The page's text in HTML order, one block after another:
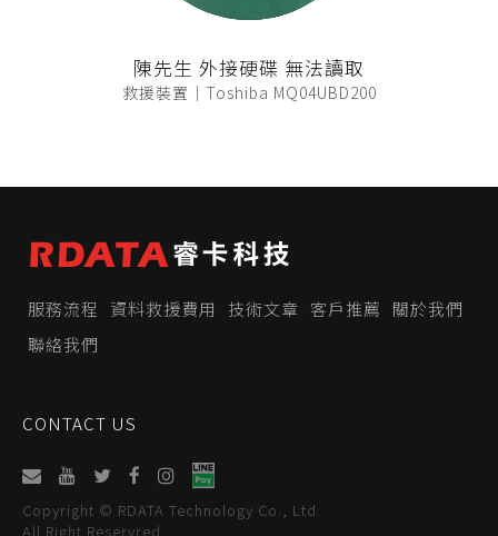
陳先生 外接硬碟 無法讀取
救援裝置｜Toshiba MQ04UBD200
服務流程 資料救援費用 技術文章 客戶推薦
關於我們
聯絡我們
CONTACT US
Copyright © RDATA Technology Co., Ltd.
All Right Reservred.